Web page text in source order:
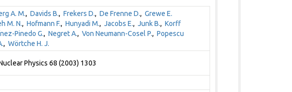
A. M., Davids B., Frekers D., De Frenne D., Grewe E.
M. N., Hofmann F., Hunyadi M., Jacobs E., Junk B., Korff
Pinedo G., Negret A., Von Neumann-Cosel P., Popescu
, Wörtche H. J.
Physics 68 (2003) 1303